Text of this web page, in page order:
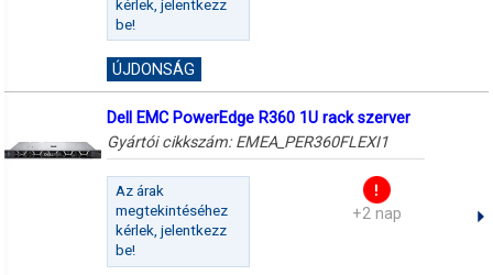
kérlek, jelentkezz
be!
ÚJDONSÁG
Dell EMC PowerEdge R360 1U rack szerver
Gyártói cikkszám: EMEA_PER360FLEXI1
Az árak
megtekintéséhez
kérlek, jelentkezz
be!
+2 nap